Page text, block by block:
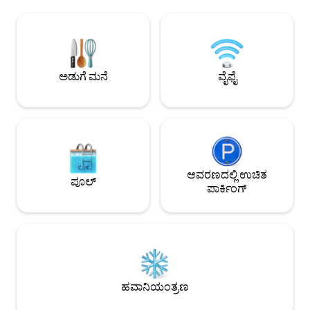
ಬದಲಾವಣೆಯನ್ನು ಒಳಗೊಂಡಿರುತ್ತದೆ. ಯಾವುದೇ
ಹೆಚ್ಚುವರಿ ವಾರಗಳಿಗೆ ಹೋಸ್ಟ್‌ಗೆ ನೇರವಾಗಿ
ಪಾವತಿಸಬೇಕು. ಈ ಪ್ರಾಪರ್ಟಿಯು ಲಂಡನ್‌ನ ಅತ್ಯಂತ
ಫ್ಯಾಶನ್ ಪ್ರದೇಶಗಳಲ್ಲಿ ಒಂದಾದ ಕಿಂಗ್ಸ್ ಕ್ರಾಸ್‌ನ
ಶಾಂತವಾದ ಪ್ರದೇಶದಲ್ಲಿದೆ. ಟೆಸ್ಕೊ ಮೆಟ್ರೋ
ನಿಮಿಷಗಳ ನಡಿಗೆಯ ದೂರದಲ್ಲಿದೆ. ಪ್ರಾಪರ್ಟಿಯು
ರೀಜೆಂಟ್ ಕ್ವಾರ್ಟರ್ ಡೆವಲಪ್‌ಮೆಂಟ್‌ನೊಳಗೆ ಇದೆ.
ಪ್ರಾಪರ್ಟಿಯಿಂದ 200 ಗಜಗಳಷ್ಟು ದೂರದಲ್ಲಿ ಗ್ರಾನರಿ
ಸ್ಕ್ವೇರ್ ಮತ್ತು ಕೋಲ್ ಡ್ರಾಪ್ಸ್ ಯಾರ್ಡ್ ಇವೆ. ಇಲ್ಲಿ
ದರ್ಜೆಯ ರೆಸ್ಟೋರೆಂಟ್‌ಗಳು, ಗ್ಯಾಸ್ಟ್ರೋ ಪಬ್‌ಗಳು
ಹೊಂದಿದೆ. ಲೆಸ್ಟರ್ ಸ್ಕ್ವೇರ್ ಮತ್ತು ಆಕ್ಸ್‌ಫರ್ಡ್
ಮ್ಯೂಸಿಯಂನಿಂದ 20 ನಿಮಿಷಗಳ ನಡಿಗೆ ಮತ್ತು
ಬ್ರಿಟಿಷ್ ಲೈಬ್ರರಿಯಿಂದ 10 ನಿಮಿಷಗಳ ದೂರದಲ್ಲಿದೆ.
ಮೈಕೆಲಿನ್ ರೆಸ್ಟೋರೆಂಟ್
ಸ್ನೇಹಪರ ಮತ್ತು
ಹಾರ್ಸ್ ಅಂಡ್ ಗ್ರೂಮ್. ವಿಕ್ಟೋರಿಯಾ ರೈಲು/
ನಿಲ್ದಾಣ ಮತ್ತು ಹೈಡ್
ಅಡುಗೆ ಮನೆ ವೈಫೈ
ಪೂಲ್
ಆವರಣದಲ್ಲಿ ಉಚಿತ
ಪಾರ್ಕಿಂಗ್
ಹವಾನಿಯಂತ್ರಣ